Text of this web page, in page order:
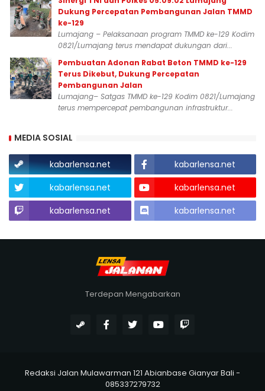
Dukung Percepatan Pembangunan Jalan TMMD
ke-129
Lumajang – Pelaksanaan program TMMD ke-129 Kodim
0821/Lumajang terus mendapat dukungan dari...
Pembuatan Adonan Rabat Beton TMMD ke-129
Terus Dikebut, Dukung Percepatan
Pembangunan Jalan
Lumajang– Satgas TMMD ke-129 Kodim 0821/Lumajang
terus mempercepat pembangunan infrastruktur...
MEDIA SOSIAL
kabarlensa.net
kabarlensa.net
kabarlensa.net
kabarlensa.net
kabarlensa.net
kabarlensa.net
Terdepan Mengabarkan
Redaksi Jalan Mulawarman 121 Abianbase Gianyar Bali -
085337279732